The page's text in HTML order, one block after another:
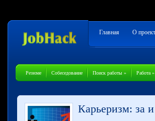
Главная О
Резюме Собеседование Поиск работы » Работа »
Карьеризм: за